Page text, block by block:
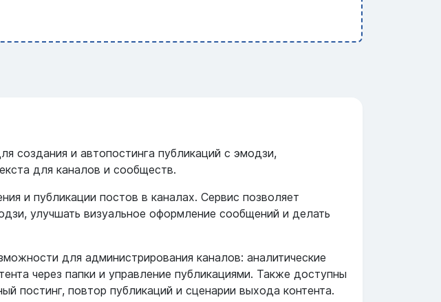
создания и автопостинга публикаций с эмодзи,
для каналов и сообществ.
и публикации постов в каналах. Сервис позволяет
улучшать визуальное оформление сообщений и делать
для администрирования каналов: аналитические
через папки и управление публикациями. Также доступны
постинг, повтор публикаций и сценарии выхода контента.